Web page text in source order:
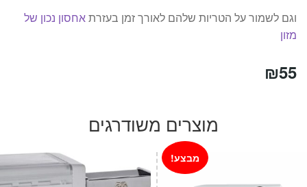
וגם לשמור על הטריות שלהם לאורך זמן בעזרתאחסון נכון של
מזון
₪55
מוצרים משודרגים
מבצע!